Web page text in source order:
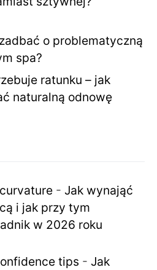
o problematyczną
spa?
ratunku – jak
naturalną odnowę
- Jak wynająć
i jak przy tym
w 2026 roku
tips - Jak